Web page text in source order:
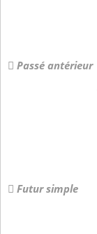
Passé antérieur
Futur simple